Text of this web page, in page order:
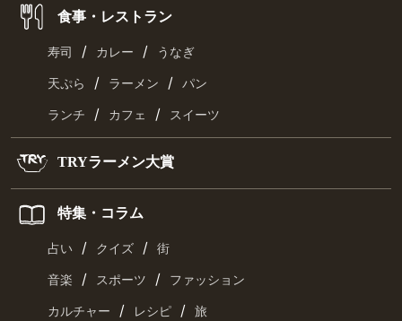
食事・レストラン
寿司 / カレー / うなぎ
天ぷら / ラーメン / パン
ランチ / カフェ / スイーツ
TRYラーメン大賞
特集・コラム
占い / クイズ / 街
音楽 / スポーツ / ファッション
カルチャー / レシピ / 旅